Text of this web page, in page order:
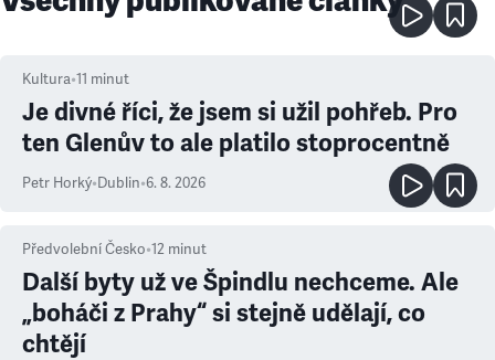
Kultura•11 minut
Je divné říci, že jsem si užil pohřeb. Pro
ten Glenův to ale platilo stoprocentně
Petr Horký•Dublin•6. 8. 2026
Předvolební Česko•12 minut
Další byty už ve Špindlu nechceme. Ale
„boháči z Prahy“ si stejně udělají, co
chtějí